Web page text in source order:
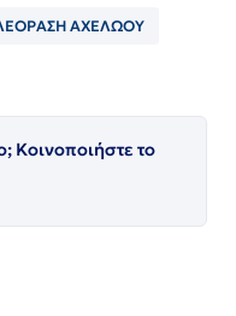
ΑΧΕΛΩΟΥ
Κοινοποιήστε το